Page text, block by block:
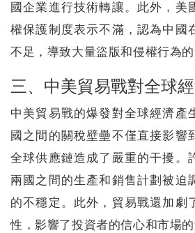
國企業進行技術轉讓。此外，美
權保護制度表示不滿，認為中國
不足，導致大量盜版和侵權行為的
三、中美貿易戰對全球
中美貿易戰的爆發對全球經濟產
國之間的關稅壁壘不僅直接影響
全球供應鏈造成了嚴重的干擾。
兩國之間的生產和銷售計劃被迫
的不穩定。此外，貿易戰還加劇
性，影響了投資者的信心和市場的